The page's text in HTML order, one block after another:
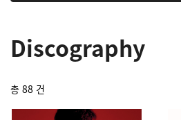
Discography
총 88 건